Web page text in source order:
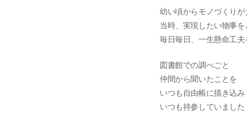
幼い頃からモノづくり
当時、実現したい物事
毎日毎日、一生懸命工夫
図書館での調べごと
仲間から聞いたことを
いつも自由帳に描き込み
いつも持参していました